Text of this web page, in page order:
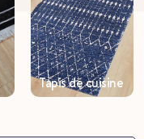
Tapis de cuisine